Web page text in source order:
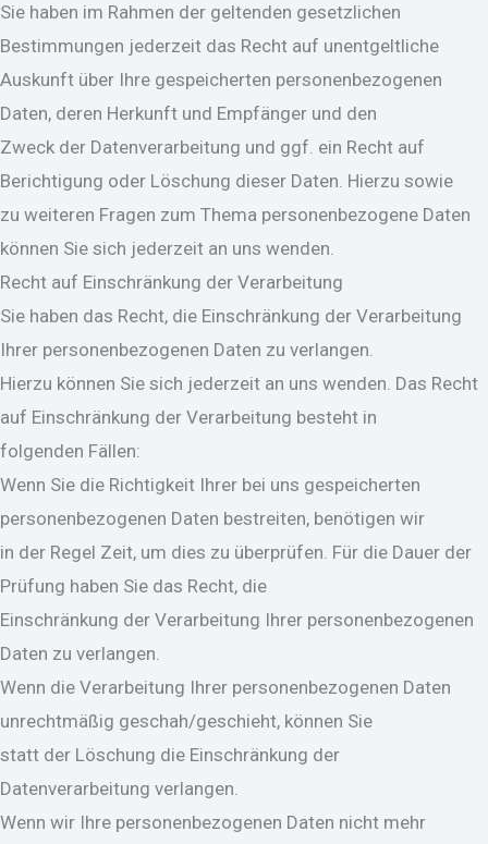
Sie haben im Rahmen der geltenden gesetzlichen
Bestimmungen jederzeit das Recht auf unentgeltliche
Auskunft über Ihre gespeicherten personenbezogenen
Daten, deren Herkunft und Empfänger und den
Zweck der Datenverarbeitung und ggf. ein Recht auf
Berichtigung oder Löschung dieser Daten. Hierzu sowie
zu weiteren Fragen zum Thema personenbezogene Daten
können Sie sich jederzeit an uns wenden.
Recht auf Einschränkung der Verarbeitung
Sie haben das Recht, die Einschränkung der Verarbeitung
Ihrer personenbezogenen Daten zu verlangen.
Hierzu können Sie sich jederzeit an uns wenden. Das Recht
auf Einschränkung der Verarbeitung besteht in
folgenden Fällen:
Wenn Sie die Richtigkeit Ihrer bei uns gespeicherten
personenbezogenen Daten bestreiten, benötigen wir
in der Regel Zeit, um dies zu überprüfen. Für die Dauer der
Prüfung haben Sie das Recht, die
Einschränkung der Verarbeitung Ihrer personenbezogenen
Daten zu verlangen.
Wenn die Verarbeitung Ihrer personenbezogenen Daten
unrechtmäßig geschah/geschieht, können Sie
statt der Löschung die Einschränkung der
Datenverarbeitung verlangen.
Wenn wir Ihre personenbezogenen Daten nicht mehr